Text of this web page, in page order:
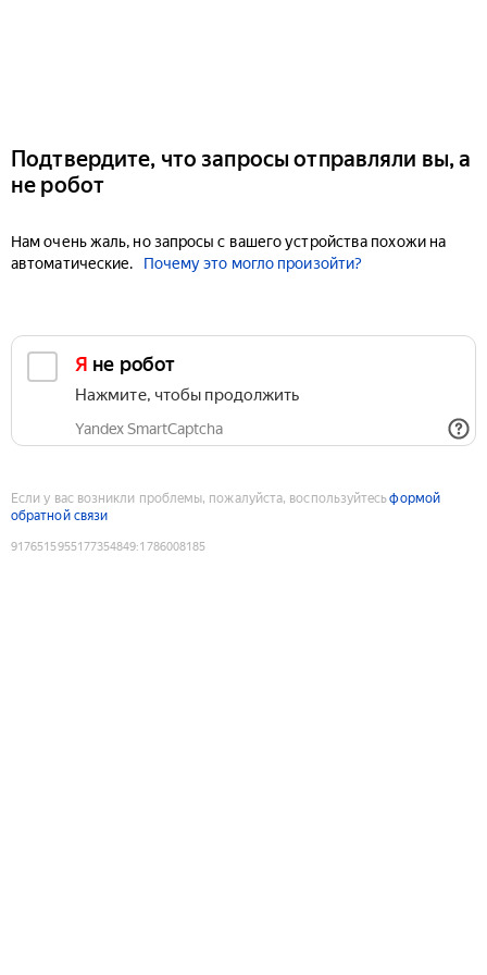
Подтвердите, что запросы отправляли вы, а
не робот
Нам очень жаль, но запросы с вашего устройства похожи на
автоматические.
Почему это могло произойти?
Я не робот
Нажмите, чтобы продолжить
Yandex SmartCaptcha
Если у вас возникли проблемы, пожалуйста, воспользуйтесьформой
обратной связи
9176515955177354849:1786008185